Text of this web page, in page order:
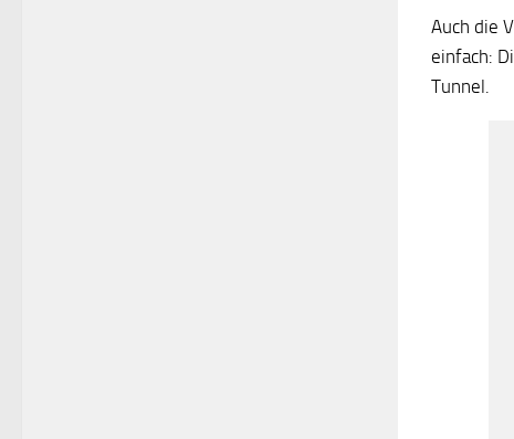
Auch die
einfach:
Tunnel.